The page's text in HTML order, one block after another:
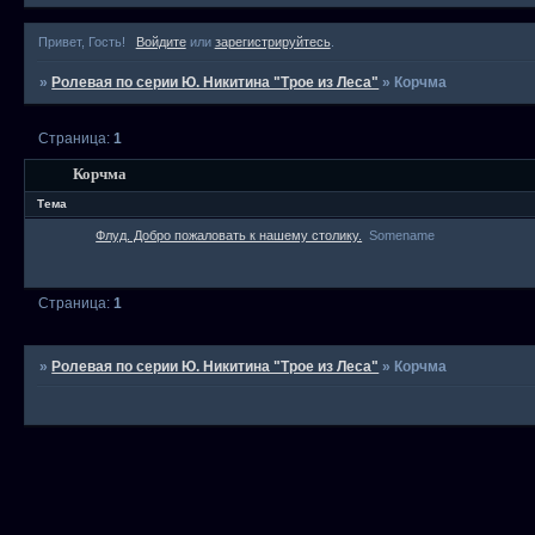
Привет, Гость! Войдитеили зарегистрируйтесь.
»Ролевая по серии Ю. Никитина "Трое из Леса" » Корчма
Корчма
Страница:1
Тема
Флуд. Добро пожаловать к нашему столику.
Somename
Страница:1
» Ролевая по серии Ю. Никитина "Трое из Леса" » Корчма